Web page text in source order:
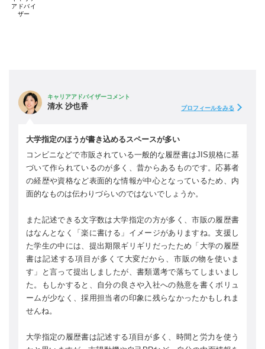
アドバイ
ザー
キャリアアドバイザーコメント
清水 沙也香 プロフィールをみる
大学指定のほうが書き込めるスペースが多い
コンビニなどで市販されている一般的な履歴書はJIS規格に基
づいて作られているのが多く、昔からあるものです。応募者
の経歴や資格など表面的な情報が中心となっているため、内
面的なものは伝わりづらいのではないでしょうか。
また記述できる文字数は大学指定の方が多く、市販の履歴書
はなんとなく「楽に書ける」イメージがありますね。支援し
た学生の中には、提出期限ギリギリだったため「大学の履歴
書は記述する項目が多くて大変だから、市販の物を使いま
す」と言って提出しましたが、書類選考で落ちてしまいまし
た。もしかすると、自分の良さや入社への熱意を書くボリュ
ームが少なく、採用担当者の印象に残らなかったかもしれま
せんね。
大学指定の履歴書は記述する項目が多く、時間と労力を使う